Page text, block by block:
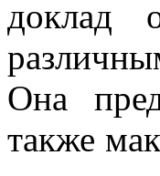
доклад
Она
также